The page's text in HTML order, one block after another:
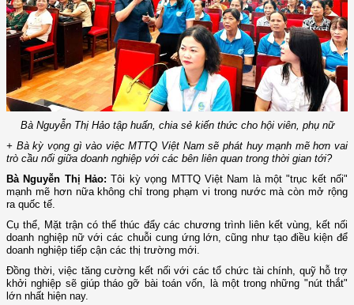
Bà Nguyễn Thị Hảo tập huấn, chia sẻ kiến thức cho hội viên, phụ nữ
+ Bà kỳ vọng gì vào việc MTTQ Việt Nam sẽ phát huy mạnh mẽ hơn vai
trò cầu nối giữa doanh nghiệp với các bên liên quan trong thời gian tới?
Bà Nguyễn Thị Hảo:Tôi kỳ vọng MTTQ Việt Nam là một "trục kết nối"
mạnh mẽ hơn nữa không chỉ trong phạm vi trong nước mà còn mở rộng
ra quốc tế.
Cụ thể, Mặt trận có thể thúc đẩy các chương trình liên kết vùng, kết nối
doanh nghiệp nữ với các chuỗi cung ứng lớn, cũng như tạo điều kiện để
doanh nghiệp tiếp cận các thị trường mới.
Đồng thời, việc tăng cường kết nối với các tổ chức tài chính, quỹ hỗ trợ
khởi nghiệp sẽ giúp tháo gỡ bài toán vốn, là một trong những "nút thắt"
lớn nhất hiện nay.